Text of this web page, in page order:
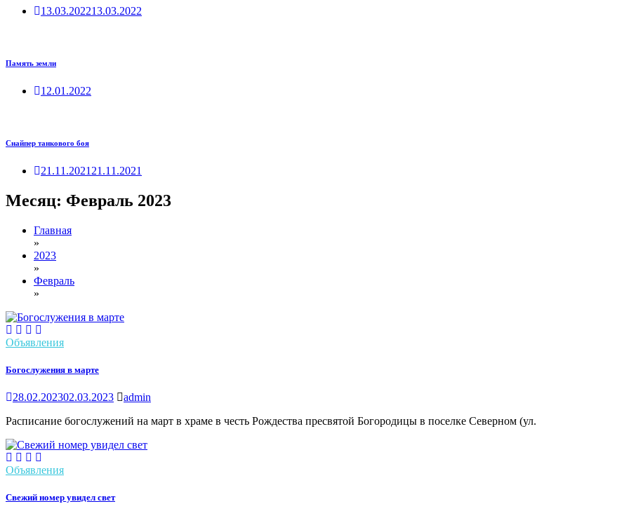
13.03.202213.03.2022
Память земли
12.01.2022
Снайпер танкового боя
21.11.2021 21.11.2021
Месяц: Февраль 2023
Главная
»
2023
»
Февраль
»
Объявления
Богослужения в марте
28.02.202302.03.2023
admin
Расписание богослужений на март в храме в честь Рождества пресвятой Богородицы в поселке Северном (ул.
Объявления
Свежий номер увидел свет